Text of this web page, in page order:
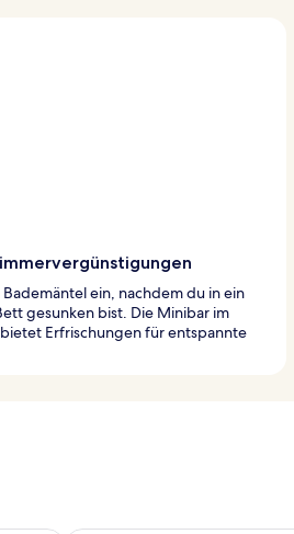
ein, nachdem du in ein
gesunken bist. Die Minibar im
Erfrischungen für entspannte